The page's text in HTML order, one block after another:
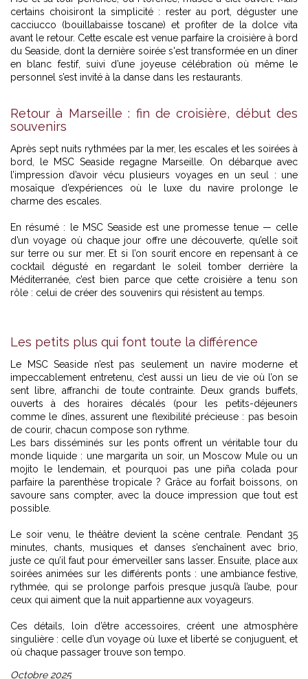
certains choisiront la simplicité : rester au port, déguster une
cacciucco (bouillabaisse toscane) et profiter de la dolce vita
avant le retour. Cette escale est venue parfaire la croisière à bord
du Seaside, dont la dernière soirée s'est transformée en un dîner
en blanc festif, suivi d’une joyeuse célébration où même le
personnel s’est invité à la danse dans les restaurants.
Retour à Marseille : fin de croisière, début des
souvenirs
Après sept nuits rythmées par la mer, les escales et les soirées à
bord, le MSC Seaside regagne Marseille. On débarque avec
l’impression d’avoir vécu plusieurs voyages en un seul : une
mosaïque d’expériences où le luxe du navire prolonge le
charme des escales.
En résumé : le MSC Seaside est une promesse tenue — celle
d’un voyage où chaque jour offre une découverte, qu’elle soit
sur terre ou sur mer. Et si l’on sourit encore en repensant à ce
cocktail dégusté en regardant le soleil tomber derrière la
Méditerranée, c’est bien parce que cette croisière a tenu son
rôle : celui de créer des souvenirs qui résistent au temps.
Les petits plus qui font toute la différence
Le MSC Seaside n’est pas seulement un navire moderne et
impeccablement entretenu, c’est aussi un lieu de vie où l’on se
sent libre, affranchi de toute contrainte. Deux grands buffets,
ouverts à des horaires décalés (pour les petits-déjeuners
comme le dînes, assurent une flexibilité précieuse : pas besoin
de courir, chacun compose son rythme.
Les bars disséminés sur les ponts offrent un véritable tour du
monde liquide : une margarita un soir, un Moscow Mule ou un
mojito le lendemain, et pourquoi pas une piña colada pour
parfaire la parenthèse tropicale ? Grâce au forfait boissons, on
savoure sans compter, avec la douce impression que tout est
possible.
Le soir venu, le théâtre devient la scène centrale. Pendant 35
minutes, chants, musiques et danses s’enchaînent avec brio,
juste ce qu’il faut pour émerveiller sans lasser. Ensuite, place aux
soirées animées sur les différents ponts : une ambiance festive,
rythmée, qui se prolonge parfois presque jusqu’à l’aube, pour
ceux qui aiment que la nuit appartienne aux voyageurs.
Ces détails, loin d’être accessoires, créent une atmosphère
singulière : celle d’un voyage où luxe et liberté se conjuguent, et
où chaque passager trouve son tempo.
Octobre 2025